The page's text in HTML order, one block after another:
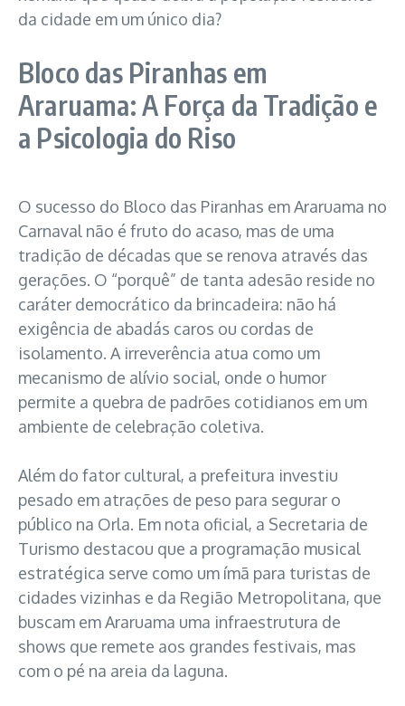
da cidade em um único dia?
Bloco das Piranhas em
Araruama: A Força da Tradição e
a Psicologia do Riso
O sucesso do Bloco das Piranhas em Araruama no
Carnaval não é fruto do acaso, mas de uma
tradição de décadas que se renova através das
gerações. O “porquê” de tanta adesão reside no
caráter democrático da brincadeira: não há
exigência de abadás caros ou cordas de
isolamento. A irreverência atua como um
mecanismo de alívio social, onde o humor
permite a quebra de padrões cotidianos em um
ambiente de celebração coletiva.
Além do fator cultural, a prefeitura investiu
pesado em atrações de peso para segurar o
público na Orla. Em nota oficial, a Secretaria de
Turismo destacou que a programação musical
estratégica serve como um ímã para turistas de
cidades vizinhas e da Região Metropolitana, que
buscam em Araruama uma infraestrutura de
shows que remete aos grandes festivais, mas
com o pé na areia da laguna.